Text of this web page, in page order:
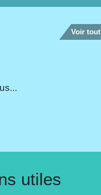
Voir tout
utiles